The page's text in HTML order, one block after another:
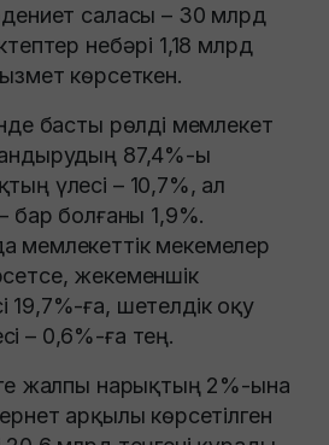
саласы – 30 млрд
небәрі 1,18 млрд
көрсеткен.
басты рөлді мемлекет
87,4%-ы
үлесі – 10,7%, ал
бар болғаны 1,9%.
мемлекеттік мекемелер
жекеменшік
ға, шетелдік оқу
– 0,6%-ға тең.
жалпы нарықтың 2%-ына
арқылы көрсетілген